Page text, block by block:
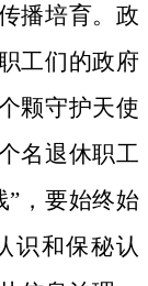
播培育。政
工们的政府
颗守护天使
名退休职工
”，要始终始
识和保秘认